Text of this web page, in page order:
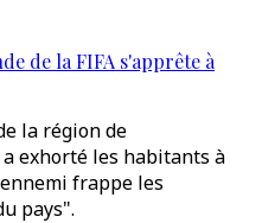
de la FIFA s'apprête à
la région de
exhorté les habitants à
frappe les
pays".